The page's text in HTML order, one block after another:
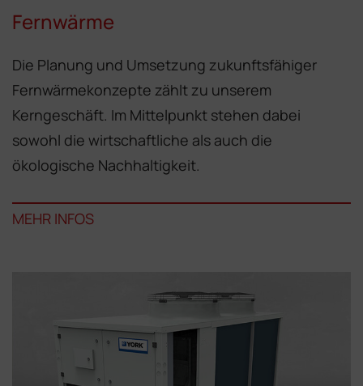
Fernwärme
Die Planung und Umsetzung zukunfts­fähiger
Fernwärmekonzepte zählt zu un­serem
Kerngeschäft. Im Mittelpunkt ste­hen dabei
sowohl die wirtschaftliche als auch die
ökologische Nachhaltigkeit.
MEHR INFOS